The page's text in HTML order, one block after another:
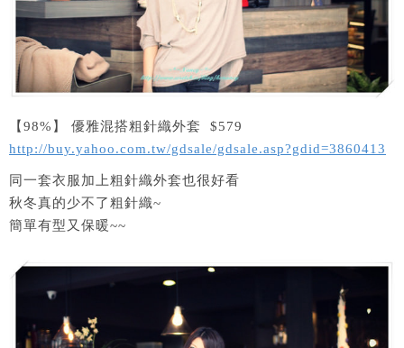
【98%】 優雅混搭粗針織外套 $579
http://buy.yahoo.com.tw/gdsale/gdsale.asp?gdid=3860413
同一套衣服加上粗針織外套也很好看
秋冬真的少不了粗針織~
簡單有型又保暖~~